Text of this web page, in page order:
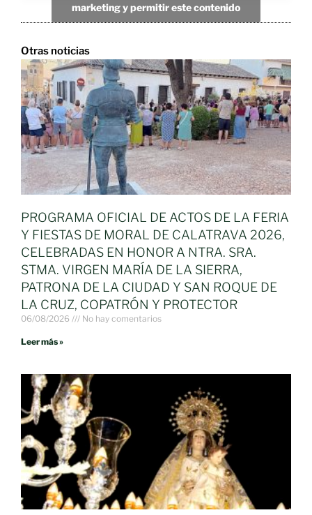
marketing y permitir este contenido
Otras noticias
PROGRAMA OFICIAL DE ACTOS DE LA FERIA
Y FIESTAS DE MORAL DE CALATRAVA 2026,
CELEBRADAS EN HONOR A NTRA. SRA.
STMA. VIRGEN MARÍA DE LA SIERRA,
PATRONA DE LA CIUDAD Y SAN ROQUE DE
LA CRUZ, COPATRÓN Y PROTECTOR
06/08/2026 No hay comentarios
Leer más »